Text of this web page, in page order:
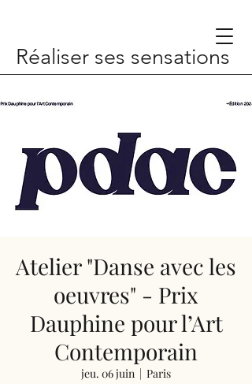
Réaliser ses sensations
Atelier "Danse avec les
oeuvres" - Prix
Dauphine pour l’Art
Contemporain
jeu. 06 juin
  |
Paris